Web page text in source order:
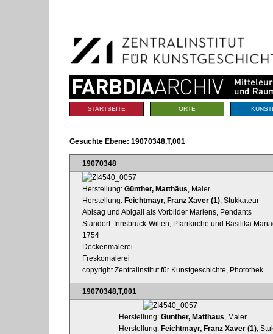
Navigation
Sektionen
STARTSEITE ORTE
Gesuchte Ebene: 19070348,T,001
19070348
Herstellung: Günther, Matthäus , Maler
Herstellung: Feichtmayr, Franz Xaver (1) , Stukkateur
Abisag und Abigail als Vorbilder Mariens, Pendants
Standort: Innsbruck-Wilten, Pfarrkirche und Basilika
1754
Deckenmalerei
Freskomalerei
copyright Zentralinstitut für Kunstgeschichte, Photothek
19070348,T,001
Herstellung: Günther, Matthäus, Maler
Herstellung: Feichtmayr, Franz Xaver (1),